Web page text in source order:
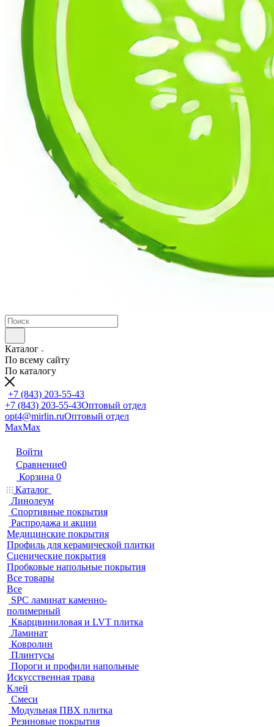
Каталог
По всему сайту
По каталогу
+7 (843) 203-55-43
+7 (843) 203-55-43Оптовый отдел
opt4@mirlin.ruОптовый отдел
MaxMax
Войти
Сравнение0
Корзина 0
Каталог
Линолеум
Спортивные покрытия
Распродажа и акции
Медицинские покрытия
Профиль для керамической плитки
Сценические покрытия
Пробковые напольные покрытия
Все товары
Все
SPC ламинат каменно-
полимерный
Кварцвиниловая и LVT плитка
Ламинат
Ковролин
Плинтусы
Пороги и профили напольные
Искусственная трава
Клей
Смеси
Модульная ПВХ плитка
Резиновые покрытия